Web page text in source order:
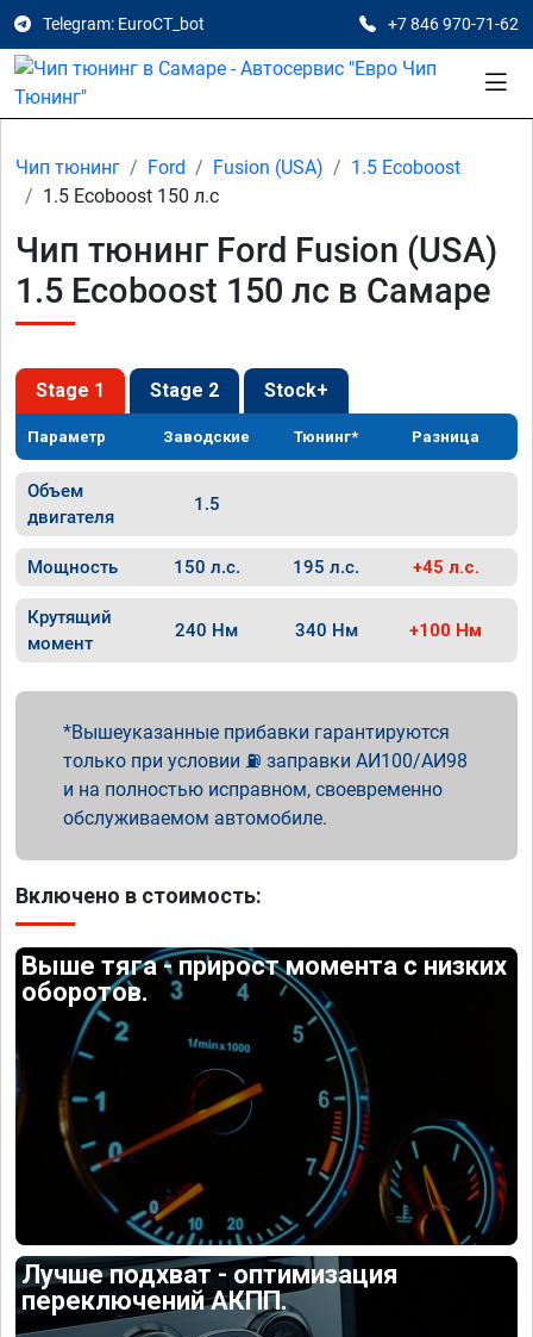
Telegram: EuroCT_bot +7 846 970-71-62
Чип тюнинг Ford Fusion (USA)
1.5 Ecoboost
1.5 Ecoboost 150 л.с
Чип тюнинг Ford Fusion (USA)
1.5 Ecoboost 150 лс в Самаре
Stage 1 Stage 2 Stock+
Параметр Заводские Тюнинг* Разница
Объем
двигателя
1.5
Мощность 150 л.с. 195 л.с. +45 л.с.
Крутящий
момент
240 Нм 340 Нм +100 Нм
Вышеуказанные прибавки гарантируются
только при условии ⛽ заправки АИ100/АИ98
и на полностью исправном, своевременно
обслуживаемом автомобиле.
Включено в стоимость:
Выше тяга - прирост момента с низких
оборотов.
Лучше подхват - оптимизация
переключений АКПП.